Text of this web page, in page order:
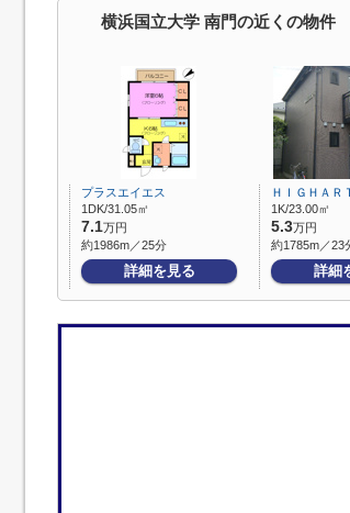
横浜国立大学 南門の近くの物件
プラスエイエス
1DK/31.05㎡
7.1万円
約1986m／25分
詳細を見る
ＨＩＧＨＡＲ
1K/23.00㎡
5.3万円
約1785m／23
詳細